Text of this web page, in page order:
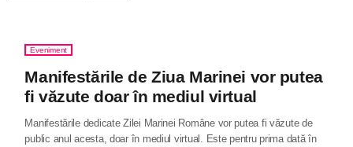
Eveniment
Manifestările de Ziua Marinei vor putea
fi văzute doar în mediul virtual
Manifestările dedicate Zilei Marinei Române vor putea fi văzute de
public anul acesta, doar în mediul virtual. Este pentru prima dată în